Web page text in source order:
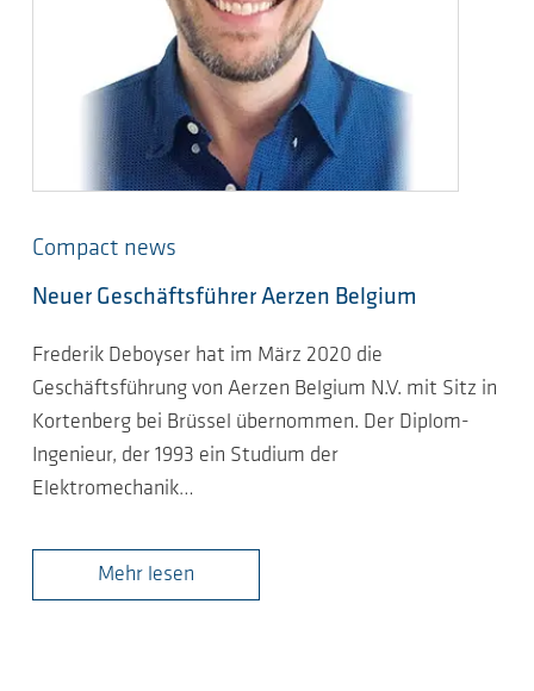
Compact news
Neuer Geschäftsführer Aerzen Belgium
Frederik Deboyser hat im März 2020 die
Geschäftsführung von Aerzen Belgium N.V. mit Sitz in
Kortenberg bei Brüssel übernommen. Der Diplom-
Ingenieur, der 1993 ein Studium der
Elektromechanik…
Mehr lesen